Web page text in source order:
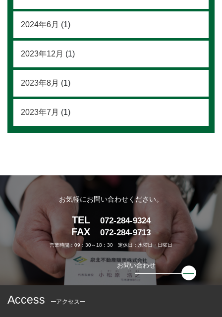
2024年6月 (1)
2023年12月 (1)
2023年8月 (1)
2023年7月 (1)
お気軽にお問い合わせください。
TEL 072-284-9324
FAX 072-284-9713
営業時間：09：30～18：30 定休日：水曜日・日曜日
お問い合わせ
Access アクセス